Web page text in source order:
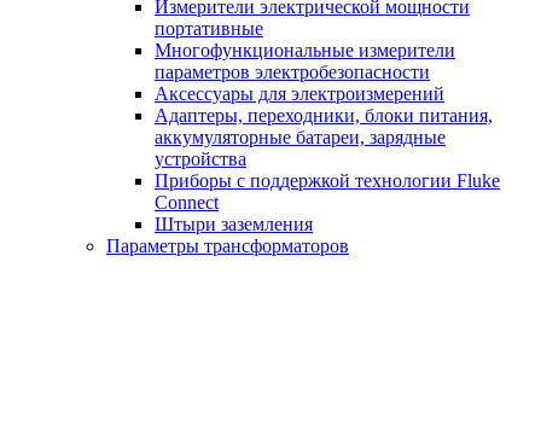
Измерители электрической мощности
портативные
Многофункциональные измерители
параметров электробезопасности
Аксессуары для электроизмерений
Адаптеры, переходники, блоки питания,
аккумуляторные батареи, зарядные
устройства
Приборы с поддержкой технологии Fluke
Connect
Штыри заземления
Параметры трансформаторов